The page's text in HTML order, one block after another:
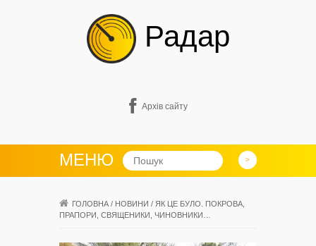
Радар
Архів сайту
МЕНЮ
ГОЛОВНА / НОВИНИ / ЯК ЦЕ БУЛО. ПОКРОВА,
ПРАПОРИ, СВЯЩЕНИКИ, ЧИНОВНИКИ…